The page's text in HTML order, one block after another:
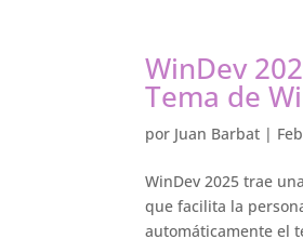
WinDev
Tema de
por Juan Barbat |
WinDev 2025 trae
que facilita la
automáticamente el